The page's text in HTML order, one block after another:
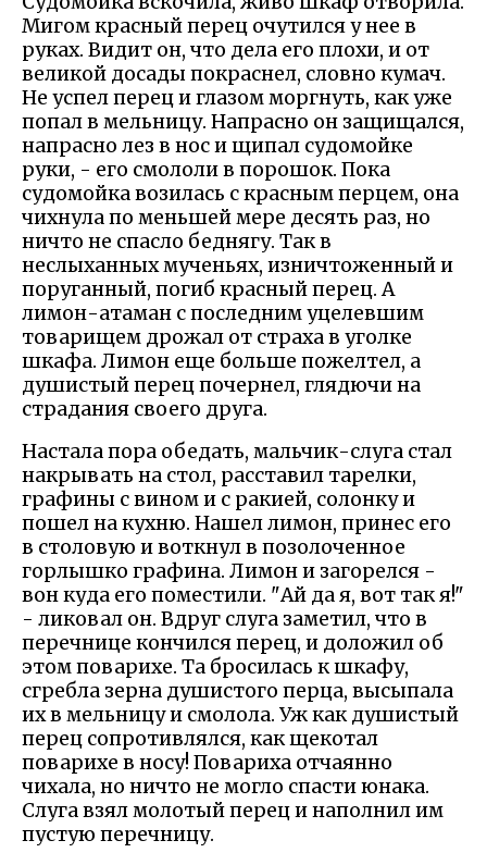
Мигом красный перец очутился у нее в
руках. Видит он, что дела его плохи, и от
великой досады покраснел, словно кумач.
Не успел перец и глазом моргнуть, как уже
попал в мельницу. Напрасно он защищался,
напрасно лез в нос и щипал судомойке
руки, - его смололи в порошок. Пока
судомойка возилась с красным перцем, она
чихнула по меньшей мере десять раз, но
ничто не спасло беднягу. Так в
неслыханных мученьях, изничтоженный и
поруганный, погиб красный перец. А
лимон-атаман с последним уцелевшим
товарищем дрожал от страха в уголке
шкафа. Лимон еще больше пожелтел, а
душистый перец почернел, глядючи на
страдания своего друга.
Настала пора обедать, мальчик-слуга стал
накрывать на стол, расставил тарелки,
графины с вином и с ракией, солонку и
пошел на кухню. Нашел лимон, принес его
в столовую и воткнул в позолоченное
горлышко графина. Лимон и загорелся -
вон куда его поместили. "Ай да я, вот так я!"
- ликовал он. Вдруг слуга заметил, что в
перечнице кончился перец, и доложил об
этом поварихе. Та бросилась к шкафу,
сгребла зерна душистого перца, высыпала
их в мельницу и смолола. Уж как душистый
перец сопротивлялся, как щекотал
поварихе в носу! Повариха отчаянно
чихала, но ничто не могло спасти юнака.
Слуга взял молотый перец и наполнил им
пустую перечницу.